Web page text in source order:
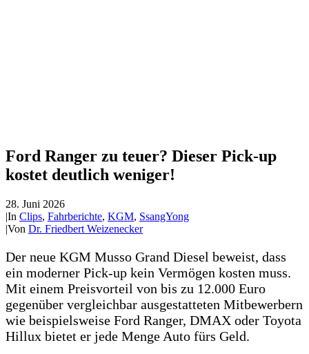
Ford Ranger zu teuer? Dieser Pick-up
kostet deutlich weniger!
28. Juni 2026
|In Clips, Fahrberichte, KGM, SsangYong
|Von Dr. Friedbert Weizenecker
Der neue KGM Musso Grand Diesel beweist, dass
ein moderner Pick-up kein Vermögen kosten muss.
Mit einem Preisvorteil von bis zu 12.000 Euro
gegenüber vergleichbar ausgestatteten Mitbewerbern
wie beispielsweise Ford Ranger, DMAX oder Toyota
Hillux bietet er jede Menge Auto fürs Geld.